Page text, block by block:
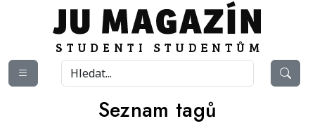
Seznam tagů